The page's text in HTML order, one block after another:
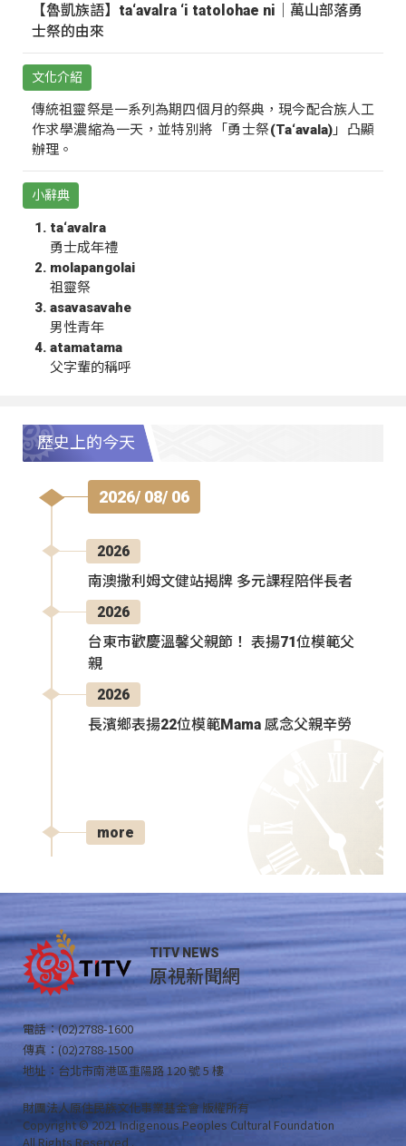
【魯凱族語】ta‘avalra ‘i tatolohae ni｜萬山部落勇
士祭的由來
文化介紹
傳統祖靈祭是一系列為期四個月的祭典，現今配合族人工
作求學濃縮為一天，並特別將「勇士祭(Ta‘avala)」凸顯
辦理。
小辭典
ta‘avalra
勇士成年禮
molapangolai
祖靈祭
asavasavahe
男性青年
atamatama
父字輩的稱呼
歷史上的今天
2026/ 08/ 06
2026
南澳撒利姆文健站揭牌 多元課程陪伴長者
2026
台東市歡慶溫馨父親節！ 表揚71位模範父
親
2026
長濱鄉表揚22位模範Mama 感念父親辛勞
more
TITV NEWS
原視新聞網
電話：(02)2788-1600
傳真：(02)2788-1500
地址：台北市南港區重陽路 120 號 5 樓
財團法人原住民族文化事業基金會 版權所有
Copyright © 2021 Indigenous Peoples Cultural Foundation
All Rights Reserved .